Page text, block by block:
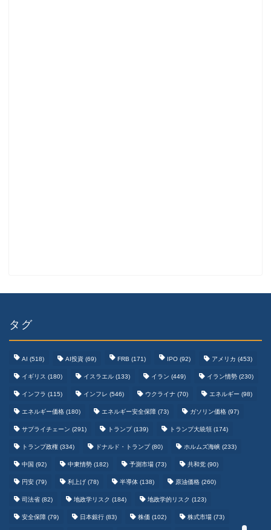
タグ
AI (518) AI投資 (69) FRB (171) IPO (92) アメリカ (453)
イギリス (180) イスラエル (133) イラン (449) イラン情勢 (230)
インフラ (115) インフレ (546) ウクライナ (70) エネルギー (98)
エネルギー価格 (180) エネルギー安全保障 (73) ガソリン価格 (97)
サプライチェーン (291) トランプ(139) トランプ大統領 (174)
トランプ政権 (334) ドナルド・トランプ(80) ホルムズ海峡 (233)
中国 (92) 中東情勢 (182) 予測市場 (73) 共和党 (90)
円安 (79) 利上げ (78) 半導体 (138) 原油価格 (260)
司法省 (82) 地政学リスク (184) 地政学的リスク (123)
安全保障 (79) 日本銀行 (83) 株価 (102) 株式市場 (73)
野球まとめ
サッカーまとめ